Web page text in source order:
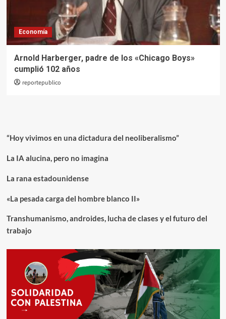
Economía
Arnold Harberger, padre de los «Chicago Boys»
cumplió 102 años
reportepublico
“Hoy vivimos en una dictadura del neoliberalismo”
La IA alucina, pero no imagina
La rana estadounidense
«La pesada carga del hombre blanco II»
Transhumanismo, androides, lucha de clases y el futuro del
trabajo